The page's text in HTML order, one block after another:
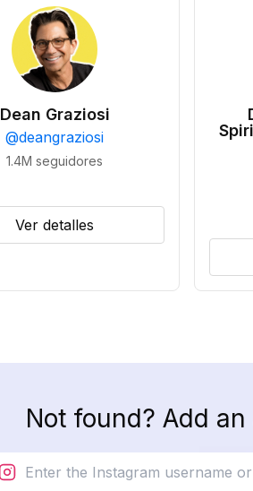
Dean Graziosi
@deangraziosi
1.4M seguidores
Ver detalles
Not found? Add